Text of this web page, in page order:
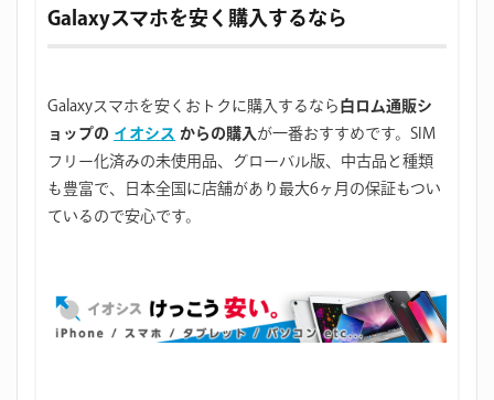
Galaxyスマホを安く購入するなら
Galaxyスマホを安くおトクに購入するなら 白ロム通販シ
ョップの イオシス からの購入 が一番おすすめです。SIM
フリー化済みの未使用品、グローバル版、中古品と種類
も豊富で、日本全国に店舗があり最大6ヶ月の保証もつい
ているので安心です。